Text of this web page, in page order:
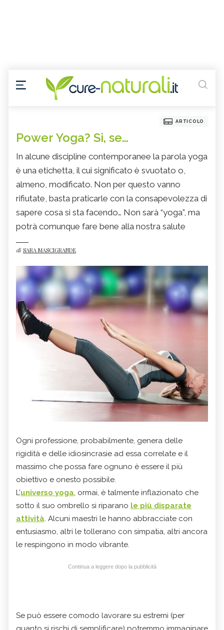
ARTICOLO
Power Yoga? Si, se…
In alcune discipline contemporanee la parola yoga
è una etichetta, il cui significato è svuotato o,
almeno, modificato. Non per questo vanno
rifiutate, basta praticarle con la consapevolezza di
sapere cosa si sta facendo… Non sarà “yoga”, ma
potrà comunque fare bene alla nostra salute
di SARA MASCIGRANDE
Ogni professione, probabilmente, genera delle
rigidità e delle idiosincrasie ad essa correlate e il
massimo che possa fare ognuno è essere il più
obiettivo e onesto possibile.
L’universo yoga, ormai, è talmente inflazionato che
sotto il suo ombrello si riparano le più disparate
attività. Alcuni maestri le hanno abbracciate con
entusiasmo, altri le tollerano con simpatia, altri ancora
le respingono in modo vibrante.
Continua a leggere dopo la pubblicità
Se può essere comodo lavorare su estremi (per